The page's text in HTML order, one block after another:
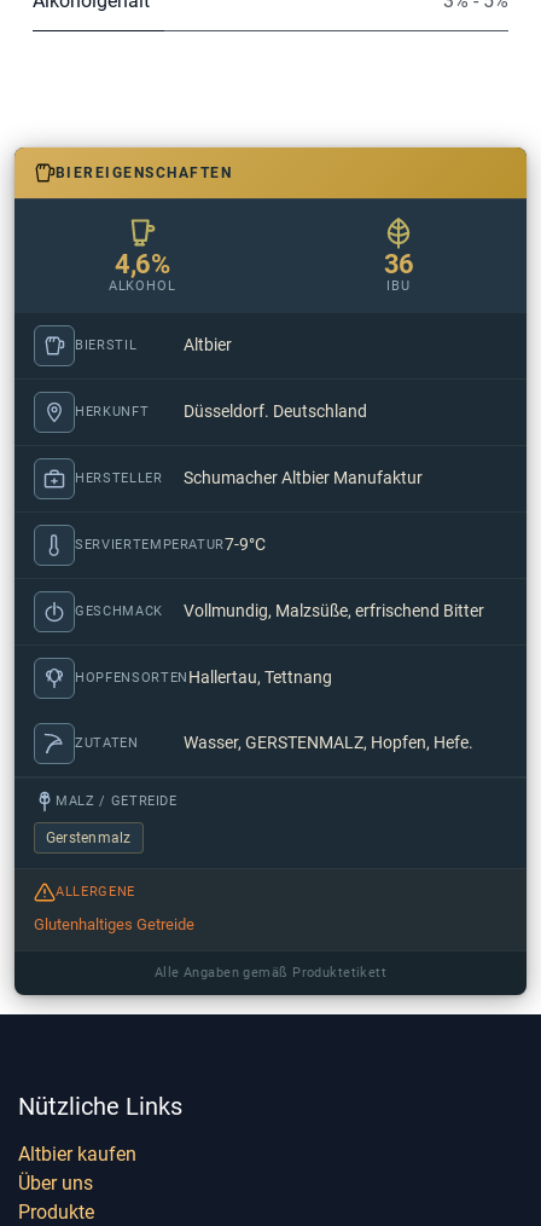
BIEREIGENSCHAFTEN
4,6%
ALKOHOL
36
IBU
BIERSTIL Altbier
HERKUNFT Düsseldorf. Deutschland
HERSTELLER Schumacher Altbier Manufaktur
SERVIERTEMPERATUR7-9°C
GESCHMACK Vollmundig, Malzsüße, erfrischend Bitter
HOPFENSORTEN Hallertau, Tettnang
ZUTATEN Wasser, GERSTENMALZ, Hopfen, Hefe.
MALZ / GETREIDE
Gerstenmalz
ALLERGENE
Glutenhaltiges Getreide
Alle Angaben gemäß Produktetikett
Nützliche Links
Altbier kaufen
Über uns
Produkte